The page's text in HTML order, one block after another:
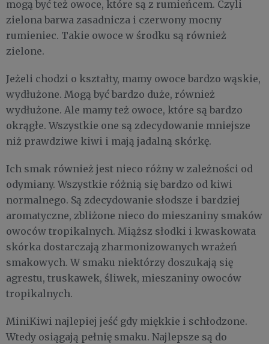
mogą być też owoce, które są z rumieńcem. Czyli
zielona barwa zasadnicza i czerwony mocny
rumieniec. Takie owoce w środku są również
zielone.
Jeżeli chodzi o kształty, mamy owoce bardzo wąskie,
wydłużone. Mogą być bardzo duże, również
wydłużone. Ale mamy też owoce, które są bardzo
okrągłe. Wszystkie one są zdecydowanie mniejsze
niż prawdziwe kiwi i mają jadalną skórkę.
Ich smak również jest nieco różny w zależności od
odymiany. Wszystkie różnią się bardzo od kiwi
normalnego. Są zdecydowanie słodsze i bardziej
aromatyczne, zbliżone nieco do mieszaniny smaków
owoców tropikalnych. Miąższ słodki i kwaskowata
skórka dostarczają zharmonizowanych wrażeń
smakowych. W smaku niektórzy doszukają się
agrestu, truskawek, śliwek, mieszaniny owoców
tropikalnych.
MiniKiwi najlepiej jeść gdy miękkie i schłodzone.
Wtedy osiągają pełnię smaku. Najlepsze są do